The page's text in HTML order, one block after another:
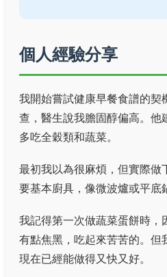
個人經驗分享
我開始嘗試健康早餐食譜的契
查，醫生說我膽固醇偏高。他
多吃全穀類和蔬菜。
最初我以為很麻煩，但實際做
要基本廚具，像微波爐或平底
我記得第一次做蔬菜蛋餅時，
有點焦黑，吃起來苦苦的。但
現在已經能做得又快又好。